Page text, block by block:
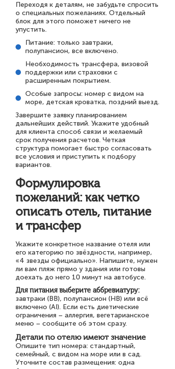
Переходя к деталям, не забудьте спросить
о специальных пожеланиях. Отдельный
блок для этого поможет ничего не
упустить.
Питание: только завтраки,
полупансион, все включено.
Необходимость трансфера, визовой
поддержки или страховки с
расширенным покрытием.
Особые запросы: номер с видом на
море, детская кроватка, поздний выезд.
Завершите заявку планированием
дальнейших действий. Укажите удобный
для клиента способ связи и желаемый
срок получения расчетов. Четкая
структура помогает быстро согласовать
все условия и приступить к подбору
вариантов.
Формулировка
пожеланий: как четко
описать отель, питание
и трансфер
Укажите конкретное название отеля или
его категорию по звёздности, например,
«4 звезды официально». Напишите, нужен
ли вам пляж прямо у здания или готовы
доехать до него 10 минут на автобусе.
Для питания выберите аббревиатуру:
завтраки (BB), полупансион (HB) или всё
включено (AI). Если есть диетические
ограничения – аллергия, вегетарианское
меню – сообщите об этом сразу.
Детали по отелю имеют значение
Опишите тип номера: стандартный,
семейный, с видом на море или в сад.
Уточните состав размещения: одна